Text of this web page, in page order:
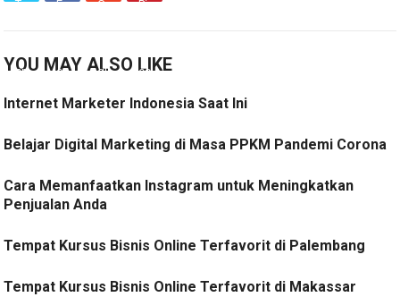
YOU MAY ALSO LIKE
Internet Marketer Indonesia Saat Ini
Belajar Digital Marketing di Masa PPKM Pandemi Corona
Cara Memanfaatkan Instagram untuk Meningkatkan
Penjualan Anda
Tempat Kursus Bisnis Online Terfavorit di Palembang
Tempat Kursus Bisnis Online Terfavorit di Makassar